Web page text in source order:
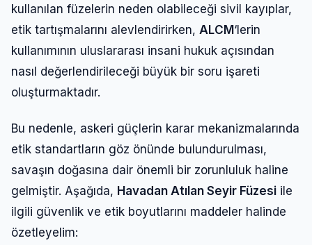
kullanılan füzelerin neden olabileceği sivil kayıplar,
etik tartışmalarını alevlendirirken, ALCM ‘lerin
kullanımının uluslararası insani hukuk açısından
nasıl değerlendirileceği büyük bir soru işareti
oluşturmaktadır.
Bu nedenle, askeri güçlerin karar mekanizmalarında
etik standartların göz önünde bulundurulması,
savaşın doğasına dair önemli bir zorunluluk haline
gelmiştir. Aşağıda, Havadan Atılan Seyir Füzesi ile
ilgili güvenlik ve etik boyutlarını maddeler halinde
özetleyelim: